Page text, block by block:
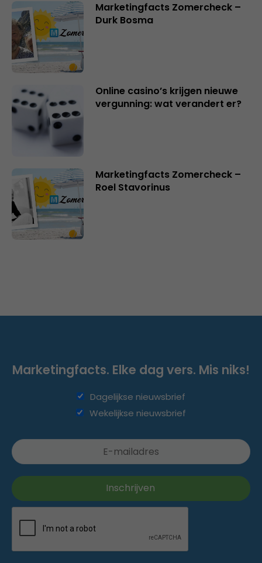
Marketingfacts Zomercheck –
Durk Bosma
Online casino’s krijgen nieuwe
vergunning: wat verandert er?
Marketingfacts Zomercheck –
Roel Stavorinus
Marketingfacts. Elke dag vers. Mis niks!
Dagelijkse nieuwsbrief
Wekelijkse nieuwsbrief